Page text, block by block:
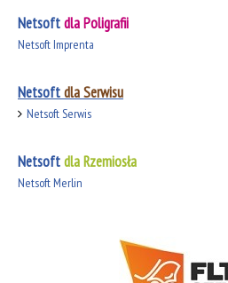
Netsoftdla Poligrafii
Netsoft Imprenta
Netsoftdla Serwisu
Netsoft Serwis
Netsoftdla Rzemiosła
Netsoft Merlin